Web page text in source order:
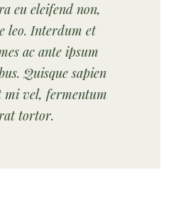
eu eleifend non,
leo. Interdum et
ac ante ipsum
Quisque sapien
mi vel, fermentum
tortor.